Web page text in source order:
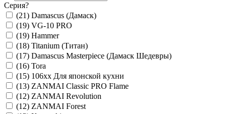
Серия?
(21) Damascus (Дамаск)
(19) VG-10 PRO
(19) Hammer
(18) Titanium (Титан)
(17) Damascus Masterpiece (Дамаск Шедевры)
(16) Tora
(15) 106xx Для японской кухни
(13) ZANMAI Classic PRO Flame
(12) ZANMAI Revolution
(12) ZANMAI Forest